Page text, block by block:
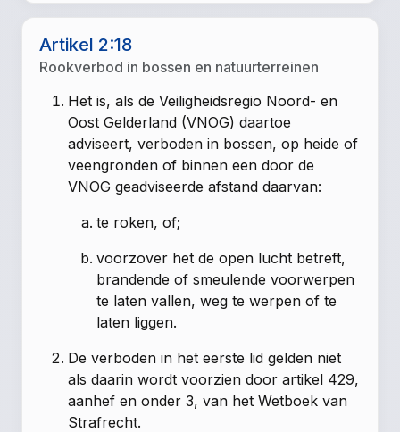
Artikel 2:18
Rookverbod in bossen en natuurterreinen
Het is, als de Veiligheidsregio Noord- en
Oost Gelderland (VNOG) daartoe
adviseert, verboden in bossen, op heide of
veengronden of binnen een door de
VNOG geadviseerde afstand daarvan:
te roken, of;
voorzover het de open lucht betreft,
brandende of smeulende voorwerpen
te laten vallen, weg te werpen of te
laten liggen.
De verboden in het eerste lid gelden niet
als daarin wordt voorzien door artikel 429,
aanhef en onder 3, van het Wetboek van
Strafrecht.